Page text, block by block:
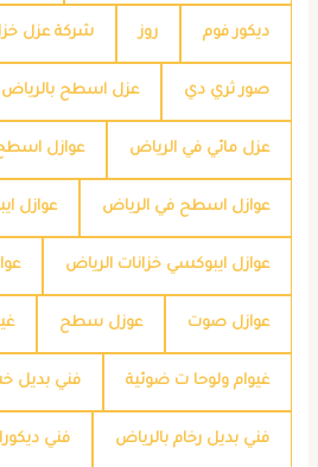
ديكور فوم روز شركة عزل
صور ثري دي عزل اسطح بالرياض
عزل مائي في الرياض عوازل اسطح
عوازل اسطح في الرياض عوازل
عوازل ايبوكسي خزانات الرياض
عوازل صوت عوزل سطح
غيوام ولوحا ت ضوئية فني بديل
فني بديل رخام بالرياض فني